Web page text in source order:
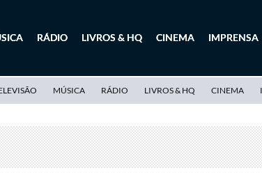
RÁDIO LIVROS & HQ CINEMA IMPRENSA
MÚSICA RÁDIO LIVROS & HQ CINEMA